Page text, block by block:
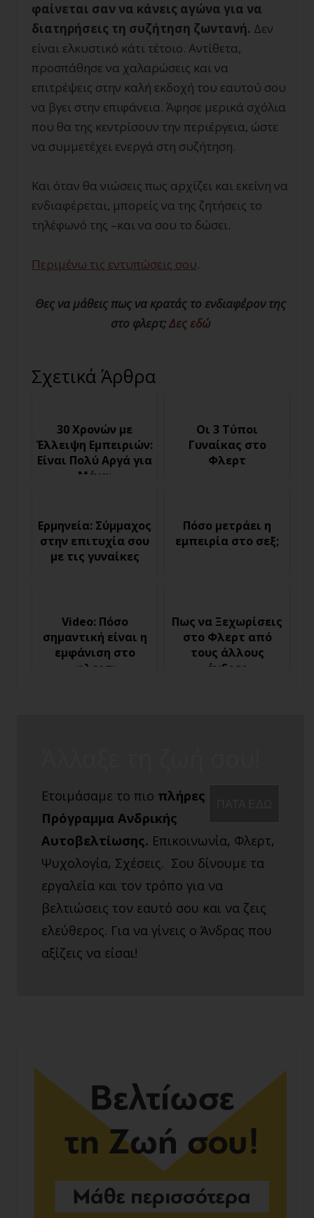
φαίνεται σαν να κάνεις αγώνα για να
διατηρήσεις τη συζήτηση ζωντανή. Δεν
είναι ελκυστικό κάτι τέτοιο. Αντίθετα,
προσπάθησε να χαλαρώσεις και να
επιτρέψεις στην καλή εκδοχή του εαυτού σου
να βγει στην επιφάνεια. Άφησε μερικά σχόλια
που θα της κεντρίσουν την περιέργεια, ώστε
να συμμετέχει ενεργά στη συζήτηση.
Και όταν θα νιώσεις πως αρχίζει και εκείνη να
ενδιαφέρεται, μπορείς να της ζητήσεις το
τηλέφωνό της –και να σου το δώσει.
Περιμένω τις εντυπώσεις σου.
Θες να μάθεις πως να κρατάς το ενδιαφέρον της
στο φλερτ;Δες εδώ
Σχετικά Άρθρα
30 Χρονών με
Έλλειψη Εμπειριών:
Είναι Πολύ Αργά για
Μένα;
Οι 3 Τύποι
Γυναίκας στο
Φλερτ
Ερμηνεία: Σύμμαχος
στην επιτυχία σου
με τις γυναίκες
Πόσο μετράει η
εμπειρία στο σεξ;
Video: Πόσο
σημαντική είναι η
εμφάνιση στο
φλερτ;
Πως να Ξεχωρίσεις
στο Φλερτ από
τους άλλους
άνδρες
Ετοιμάσαμε το πιο πλήρες
Πρόγραμμα Ανδρικής
Αυτοβελτίωσης. Επικοινωνία, Φλερτ,
Ψυχολογία, Σχέσεις. Σου δίνουμε τα
εργαλεία και τον τρόπο για να
βελτιώσεις τον εαυτό σου και να ζεις
ελεύθερος. Για να γίνεις ο Άνδρας που
αξίζεις να είσαι!